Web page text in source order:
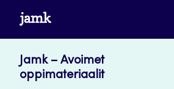
Siirry
sisältöön
www.jamk.fi
Jamk – Avoimet
oppimateriaalit